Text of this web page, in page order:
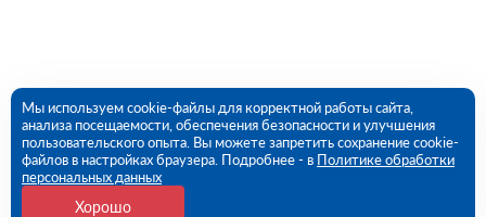
Мы используем cookie-файлы для корректной работы сайта,
анализа посещаемости, обеспечения безопасности и улучшения
пользовательского опыта. Вы можете запретить сохранение cookie-
файлов в настройках браузера. Подробнее - в Политике обработки
персональных данных
Хорошо